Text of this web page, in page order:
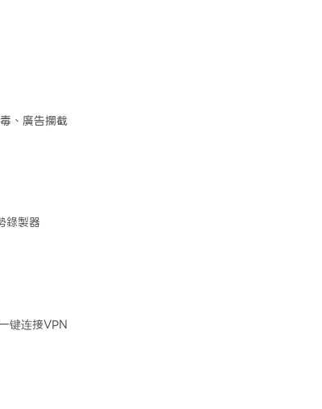
、廣告攔截
錄製器
键连接VPN